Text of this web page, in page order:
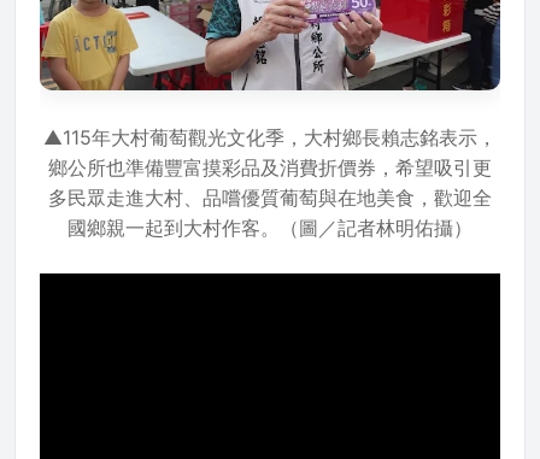
▲115年大村葡萄觀光文化季，大村鄉長賴志銘表示，
鄉公所也準備豐富摸彩品及消費折價券，希望吸引更
多民眾走進大村、品嚐優質葡萄與在地美食，歡迎全
國鄉親一起到大村作客。（圖／記者林明佑攝）